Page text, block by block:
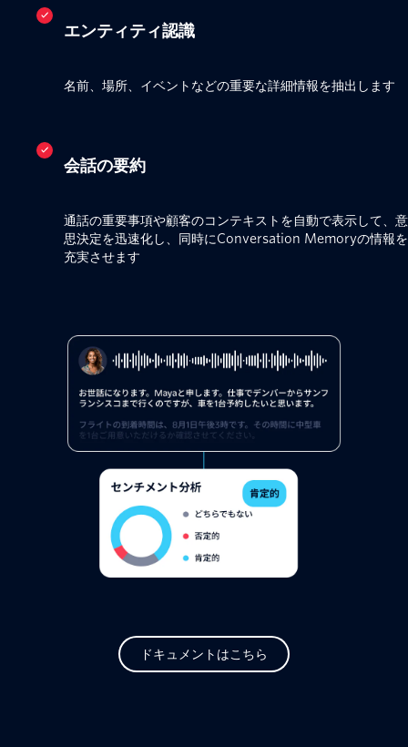
エンティティ認識
名前、場所、イベントなどの重要な詳細情報を抽出します
会話の要約
通話の重要事項や顧客のコンテキストを自動で表示して、意
思決定を迅速化し、同時にConversation Memoryの情報を
充実させます
ドキュメントはこちら